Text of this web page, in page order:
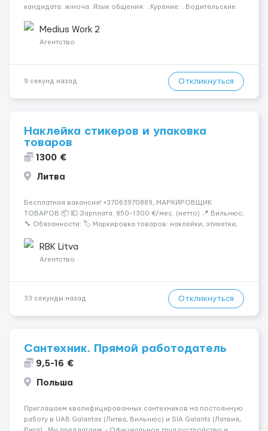
кандидата: жіноча. Язык общения: . Курение: . Водительские
УСЛОВИЙ Польша +48 459 ...
Medius Work 2
Агентство
9 секунд назад Откликнуться
Наклейка стикеров и упаковка
товаров
1300 €
Литва
Бесплатная вакансия! +37063970889, МАРКИРОВЩИК
ТОВАРОВ 📦 💶 Зарплата: 850–1300 €/мес. (нетто) 📍 Вильнюс;
🔧 Обязанности: 🏷️ Маркировка товаров: наклейки, этикетки,
косметика и др. 👨‍🏫 Всему обучаем на месте — опы...
RBK Litva
Агентство
33 секунды назад Откликнуться
Сантехник. Прямой работодатель
9,5-16 €
Польша
Приглашаем квалифицированных сантехников на постоянную
работу в UAB Galantas (Литва, Вильнюс) и SIA Galants (Латвия,